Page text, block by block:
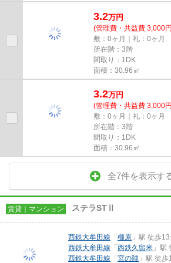
3.2万円
(管理費・共益費 3,000
敷：0ヶ月｜礼：0ヶ月
所在階：3階
間取り：1DK
面積：30.96㎡
3.2万円
(管理費・共益費 3,000
敷：0ヶ月｜礼：0ヶ月
所在階：3階
間取り：1DK
面積：30.96㎡
全7件を表示す
賃貸｜マンション ステラSTⅡ
西鉄大牟田線 「櫛原 」駅 徒歩
西鉄大牟田線 「西鉄久留米 」駅
西鉄大牟田線 「宮の陣 」駅 徒